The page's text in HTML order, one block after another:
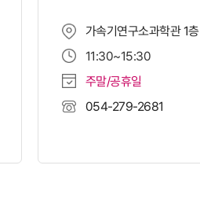
가속기연구소과학관 1층
11:30~15:30
주말/공휴일
054-279-2681